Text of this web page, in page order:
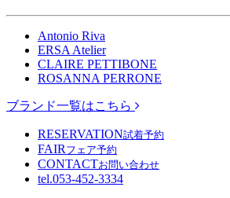
Antonio Riva
ERSA Atelier
CLAIRE PETTIBONE
ROSANNA PERRONE
ブランド一覧はこちら
RESERVATION試着予約
FAIR フェア予約
CONTACTお問い合わせ
tel.053-452-3334